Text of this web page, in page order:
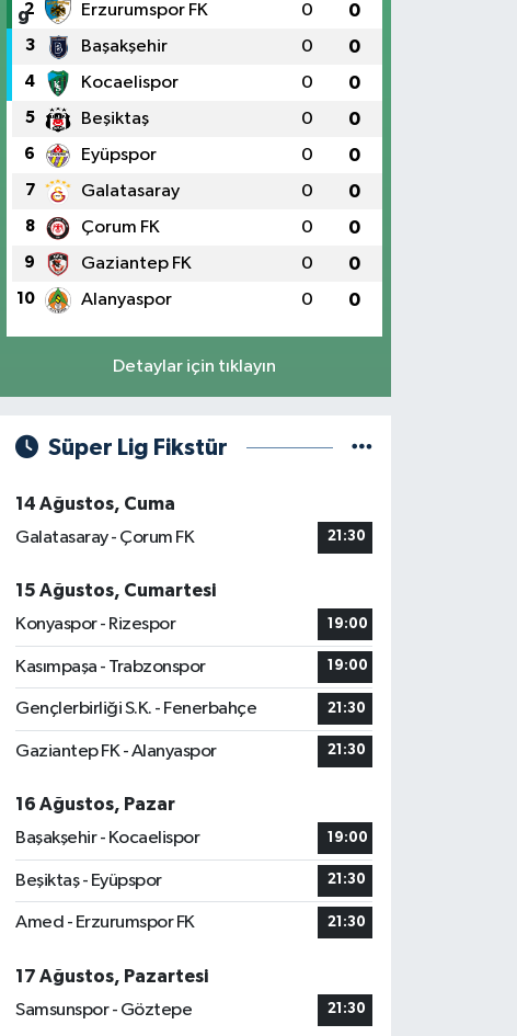
2 Erzurumspor FK 0 0
3 Başakşehir 0 0
4 Kocaelispor 0 0
5 Beşiktaş 0 0
6 Eyüpspor 0 0
7 Galatasaray 0 0
8 Çorum FK 0 0
9 Gaziantep FK 0 0
10 Alanyaspor 0 0
Detaylar için tıklayın
Süper Lig Fikstür
14 Ağustos, Cuma
Galatasaray - Çorum FK
21:30
15 Ağustos, Cumartesi
Konyaspor - Rizespor
19:00
Kasımpaşa - Trabzonspor 19:00
Gençlerbirliği S.K. - Fenerbahçe 21:30
Gaziantep FK - Alanyaspor 21:30
16 Ağustos, Pazar
Başakşehir - Kocaelispor
19:00
Beşiktaş - Eyüpspor 21:30
Amed - Erzurumspor FK 21:30
17 Ağustos, Pazartesi
Samsunspor - Göztepe
21:30